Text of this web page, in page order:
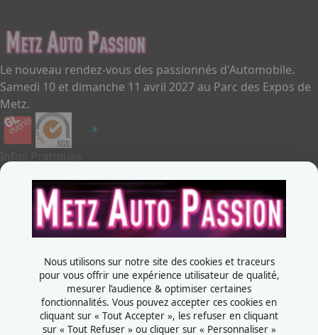
Le nouveau rendez-vous des passionnés d'Automobile.
Samedi 10 et dimanche 11 avril 2027 au Parc des Expos de
Metz.
Infos Pratiques
Je souhaite exposer
Metz Auto Passion
Contactez-nous
Rue de la Grange aux bois
57070 - Metz
France
Nous utilisons sur notre site des cookies et traceurs
pour vous offrir une expérience utilisateur de qualité,
mesurer l’audience & optimiser certaines
fonctionnalités. Vous pouvez accepter ces cookies en
cliquant sur « Tout Accepter », les refuser en cliquant
sur « Tout Refuser » ou cliquer sur « Personnaliser »